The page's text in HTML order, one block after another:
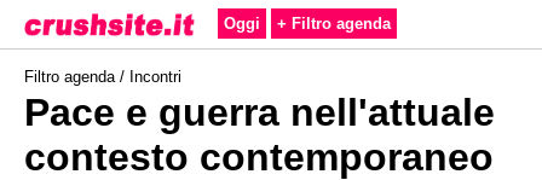
Oggi + Filtro agenda
Filtro agenda / Incontri
Pace e guerra nell'attuale
contesto contemporaneo